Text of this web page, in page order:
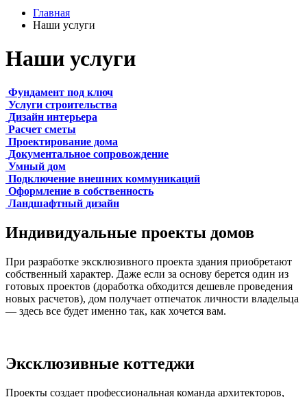
Главная
Наши услуги
Наши услуги
Фундамент под ключ
Услуги строительства
Дизайн интерьера
Расчет сметы
Проектирование дома
Документальное сопровождение
Умный дом
Подключение внешних коммуникаций
Оформление в собственность
Ландшафтный дизайн
Индивидуальные проекты домов
При разработке эксклюзивного проекта здания приобретают
собственный характер. Даже если за основу берется один из
готовых проектов (доработка обходится дешевле проведения
новых расчетов), дом получает отпечаток личности владельца
— здесь все будет именно так, как хочется вам.
Эксклюзивные коттеджи
Проекты создает профессиональная команда архитекторов,